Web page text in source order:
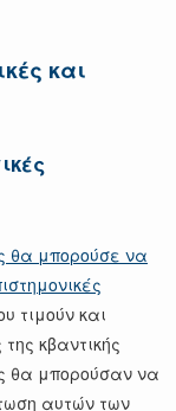
και
θα μπορούσε να
τιμούν και
κβαντικής
θα μπορούσαν να
αυτών των